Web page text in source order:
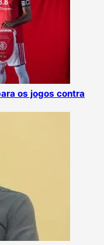
os jogos contra